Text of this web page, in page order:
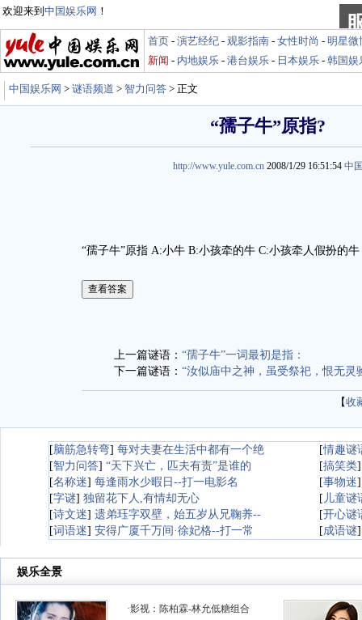
欢迎来到 中国娱乐网 ！
首页 - 演艺经纪 - 观影指南 - 女性时尚 - 明星微
新闻 - 内地娱乐 - 港台娱乐 - 日本娱乐 - 韩国娱
中国娱乐网 > 谜语频道 > 智力问答 > 正文
“孺子牛”原指?
http://www.yule.com.cn 2008/1/29 16:51:54 中
“孺子牛”原指 A:小牛 B:小孩牵的牛 C:小孩牵人假扮的
上一篇谜语： “孺子牛”一词最初是指：
下一篇谜语： “汝似庙中之神，虽受祭祀，恨无灵
【收
[脑筋急转弯] 每对夫妻在生活中都有一个绝 [情趣谜
[智力问答] “天下兴亡，匹夫有责”是谁的 [搞笑类
[名称迷] 每逢雨水少暇日--打一电影名 [事物迷
[字谜] 独留花下人,有情却无心 [ 儿童谜
[诗文迷] 遗弟珏字双壁，始五岁从兄鞠养-- [开心谜
[词语迷] 安得广厦千万间·徐妃格--打一常 [成语谜